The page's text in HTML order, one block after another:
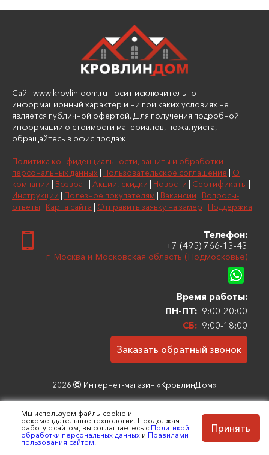
Сайт www.krovlin-dom.ru носит исключительно
информационный характер и ни при каких условиях не
является публичной офертой. Для получения подробной
информации о стоимости материалов, пожалуйста,
обращайтесь в офис продаж.
Политика конфиденциальности, защиты и обработки
персональных данных
Пользовательское соглашение
О
компании
Возврат Акции, скидки Новости Сертификаты
Инструкции
Полезное покупателям Вакансии
Вопросы-
ответы
Карта сайта Отправить заявку на замер Поддержка
Телефон:
+7 (495) 766-13-43
г. Москва и Московская область (Подмосковье)
Время работы:
ПН-ПТ: 9:00-20:00
СБ: 9:00-18:00
Заказать обратный звонок
2026 Интернет-магазин «КровлинДом»
Комплексное SEO-продвижение + интернет-реклама:
Козлов
Политика конфиденциальности, защиты и обработки
Мы используем файлы cookie и
рекомендательные технологии. Продолжая
работу с сайтом, вы соглашаетесь с Политикой
обработки персональных данных и Правилами
пользования сайтом.
Принять